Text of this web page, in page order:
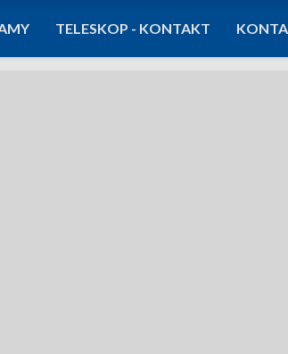
TELESKOP - KONTAKT